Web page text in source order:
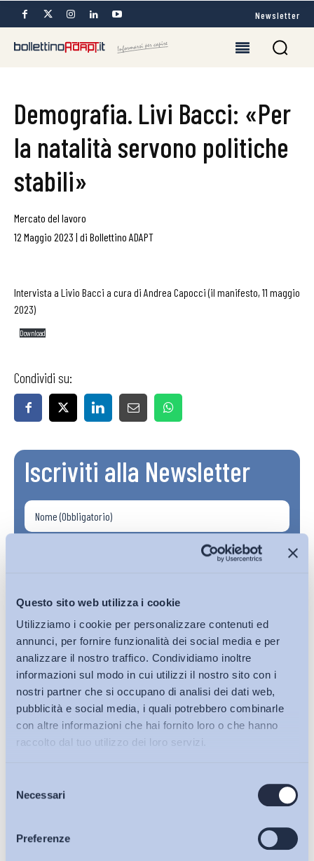
Questo sito web utilizza i cookie
Utilizziamo i cookie per personalizzare contenuti ed
annunci, per fornire funzionalità dei social media e per
analizzare il nostro traffico. Condividiamo inoltre
informazioni sul modo in cui utilizzi il nostro sito con i
nostri partner che si occupano di analisi dei dati web,
pubblicità e social media, i quali potrebbero combinarle
con altre informazioni che hai fornito loro o che hanno
raccolto dal tuo utilizzo dei loro servizi.
delNecessari
Preferenze
Bollettini ADAPT
Articoli
Newsletter
Demografia. Livi Bacci: «Per
la natalità servono politiche
stabili»
Mercato del lavoro
12 Maggio 2023 | di Bollettino ADAPT
Intervista a Livio Bacci a cura di Andrea Capocci (il manifesto, 11 maggio
2023)
Download
Condividi su:
Iscriviti alla Newsletter